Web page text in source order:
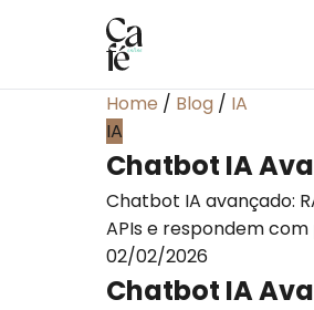
Home / Blog / IA
IA
Chatbot IA
Chatbot IA avançado:
APIs e respondem com
02/02/2026
Chatbot IA